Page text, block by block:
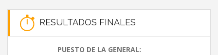
RESULTADOS FINALES
PUESTO DE LA GENERAL: